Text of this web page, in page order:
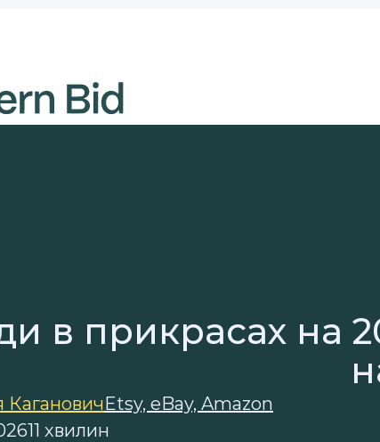
в прикрасах на
КагановичEtsy, eBay, Amazon
11 хвилин